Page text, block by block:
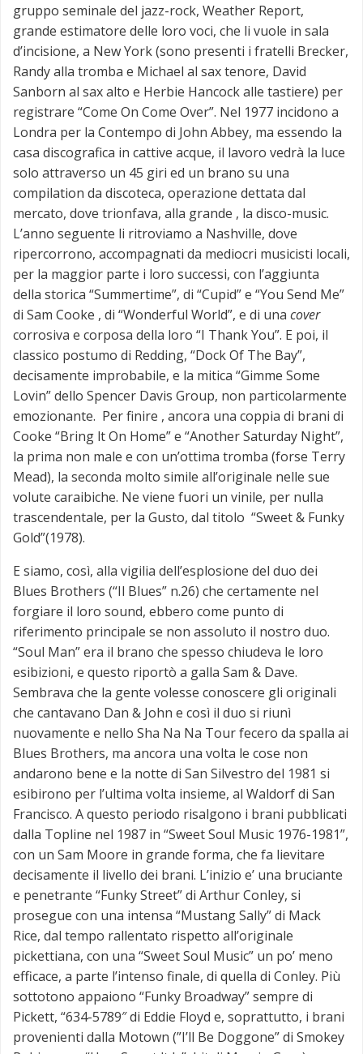
gruppo seminale del jazz-rock, Weather Report,
grande estimatore delle loro voci, che li vuole in sala
d’incisione, a New York (sono presenti i fratelli Brecker,
Randy alla tromba e Michael al sax tenore, David
Sanborn al sax alto e Herbie Hancock alle tastiere) per
registrare “Come On Come Over”. Nel 1977 incidono a
Londra per la Contempo di John Abbey, ma essendo la
casa discografica in cattive acque, il lavoro vedrà la luce
solo attraverso un 45 giri ed un brano su una
compilation da discoteca, operazione dettata dal
mercato, dove trionfava, alla grande , la disco-music.
L’anno seguente li ritroviamo a Nashville, dove
ripercorrono, accompagnati da mediocri musicisti locali,
per la maggior parte i loro successi, con l’aggiunta
della storica “Summertime”, di “Cupid” e “You Send Me”
di Sam Cooke , di “Wonderful World”, e di una cover
corrosiva e corposa della loro “I Thank You”. E poi, il
classico postumo di Redding, “Dock Of The Bay”,
decisamente improbabile, e la mitica “Gimme Some
Lovin” dello Spencer Davis Group, non particolarmente
emozionante. Per finire , ancora una coppia di brani di
Cooke “Bring lt On Home” e “Another Saturday Night”,
la prima non male e con un’ottima tromba (forse Terry
Mead), la seconda molto simile all’originale nelle sue
volute caraibiche. Ne viene fuori un vinile, per nulla
trascendentale, per la Gusto, dal titolo “Sweet & Funky
Gold”(1978).
E siamo, così, alla vigilia dell’esplosione del duo dei
Blues Brothers (“Il Blues” n.26) che certamente nel
forgiare il loro sound, ebbero come punto di
riferimento principale se non assoluto il nostro duo.
“Soul Man” era il brano che spesso chiudeva le loro
esibizioni, e questo riportò a galla Sam & Dave.
Sembrava che la gente volesse conoscere gli originali
che cantavano Dan & John e così il duo si riunì
nuovamente e nello Sha Na Na Tour fecero da spalla ai
Blues Brothers, ma ancora una volta le cose non
andarono bene e la notte di San Silvestro del 1981 si
esibirono per l’ultima volta insieme, al Waldorf di San
Francisco. A questo periodo risalgono i brani pubblicati
dalla Topline nel 1987 in “Sweet Soul Music 1976-1981”,
con un Sam Moore in grande forma, che fa lievitare
decisamente il livello dei brani. L’inizio e’ una bruciante
e penetrante “Funky Street” di Arthur Conley, si
prosegue con una intensa “Mustang Sally” di Mack
Rice, dal tempo rallentato rispetto all’originale
pickettiana, con una “Sweet Soul Music” un po’ meno
efficace, a parte l’intenso finale, di quella di Conley. Più
sottotono appaiono “Funky Broadway” sempre di
Pickett, “634-5789″ di Eddie Floyd e, soprattutto, i brani
provenienti dalla Motown (”I’ll Be Doggone” di Smokey